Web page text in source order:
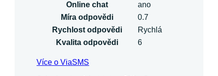
Online chat
ano
Míra odpovědi
0.7
Rychlost odpovědi
Rychlá
Kvalita odpovědi
6
Více o ViaSMS